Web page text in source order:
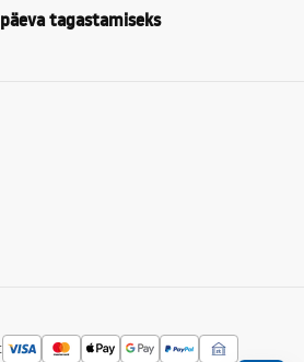
tagastamiseks